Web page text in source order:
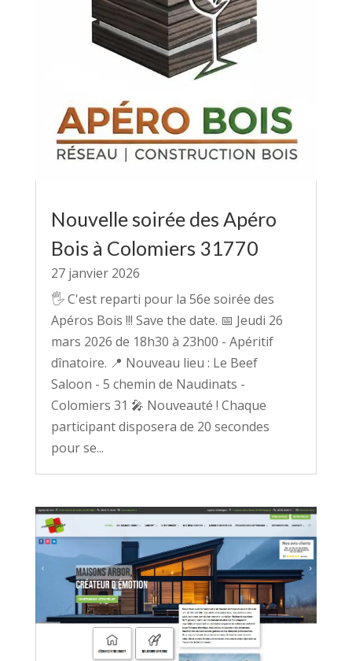
Nouvelle soirée des Apéro
Bois à Colomiers 31770
27 janvier 2026
🖐 C'est reparti pour la 56e soirée des
Apéros Bois !!! Save the date. 📅 Jeudi 26
mars 2026 de 18h30 à 23h00 - Apéritif
dînatoire. 📍 Nouveau lieu : Le Beef
Saloon - 5 chemin de Naudinats -
Colomiers 31 🎤 Nouveauté ! Chaque
participant disposera de 20 secondes
pour se...